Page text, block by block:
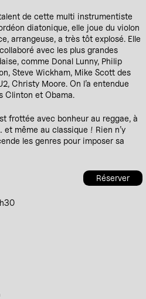
de cette multi instrumentiste
diatonique, elle joue du violon
arrangeuse, a très tôt explosé. Elle
avec les plus grandes
comme Donal Lunny, Philip
Steve Wickham, Mike Scott des
Christy Moore. On l’a entendue
Clinton et Obama.
frottée avec bonheur au reggae, à
même au classique ! Rien n’y
les genres pour imposer sa
Réserver